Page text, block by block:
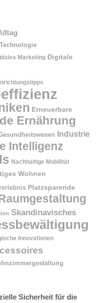
Marketing Digitale
Erneuerbare
Ernährung
Industrie
Intelligenz
Nachhaltige Mobilität
Wohnen
Platzsparende
Skandinavisches
Innovationen
Sicherheit für die